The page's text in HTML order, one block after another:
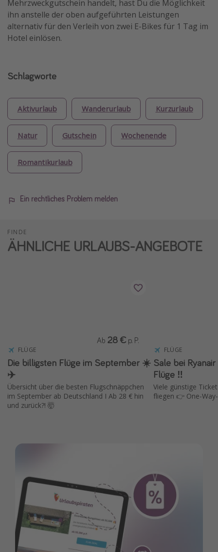
Mehrzweckgutschein handelt, hast Du die Möglichkeit
ihn anstelle der oben aufgeführten Leistungen
alternativ für den Verleih von zwei E-Bikes für 1 Tag im
Hotel einlösen.
Schlagworte
Aktivurlaub Wanderurlaub Kurzurlaub
Natur Gutschein Wochenende
Romantikurlaub
Ein rechtliches Problem melden
FINDE
ÄHNLICHE URLAUBS-ANGEBOTE
FLÜGE
Die billigsten Flüge im September ☀️
✈️
Übersicht über die besten Flugschnäppchen
im September ab Deutschland I Ab 28 € hin
und zurück?! 🤯
Ab 28 € p. P.
FLÜGE
Sale bei Ryanair ✈️ 15 %
Flüge ‼️
Viele günstige
fliegen 👉 One-